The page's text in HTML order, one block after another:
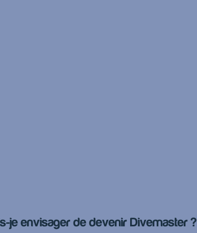
je envisager de devenir Divemaster ?